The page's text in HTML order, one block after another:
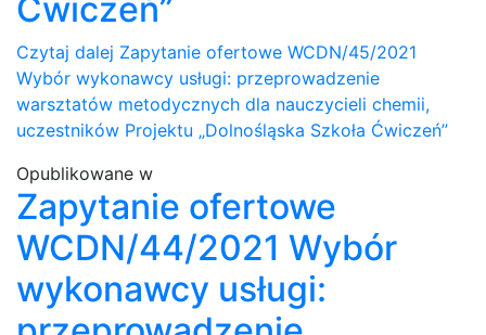
Ćwiczeń”
Czytaj dalej Zapytanie ofertowe WCDN/45/2021
Wybór wykonawcy usługi: przeprowadzenie
warsztatów metodycznych dla nauczycieli chemii,
uczestników Projektu „Dolnośląska Szkoła Ćwiczeń”
Opublikowane w
Zapytanie ofertowe
WCDN/44/2021 Wybór
wykonawcy usługi: